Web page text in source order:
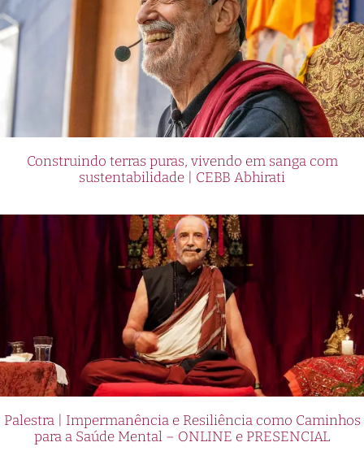
Construindo terras puras, vivendo em sanga com
sustentabilidade | CEBB Abhirati
Palestra | Impermanência e Resiliência como Caminhos
para a Saúde Mental – ONLINE e PRESENCIAL